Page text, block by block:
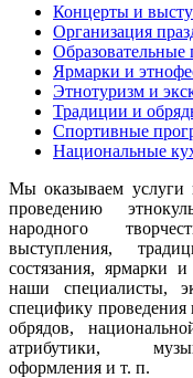
Концерты и
Организация
Ярмарки и
Этнотуризм и
Традиции и
Спортивные
Национальные
Мы оказываем услуги
проведению
народного
выступления,
состязания, ярмарки
наши специалисты,
специфику проведения
обрядов,
атрибутики,
оформления и т. п.